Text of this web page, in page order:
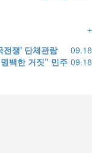
+
09.18
전쟁' 단체관람
09.18
백한 거짓” 민주